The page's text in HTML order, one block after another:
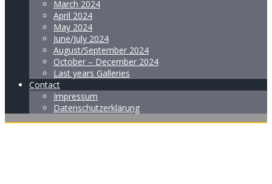
March 2024
April 2024
May 2024
June/July 2024
August/September 2024
October – December 2024
Last years Galleries
Contact
Impressum
Datenschutzerklärung